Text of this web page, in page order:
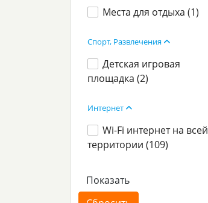
Места для отдыха (1)
Спорт, Развлечения
Детская игровая
площадка (2)
Интернет
Wi-Fi интернет на всей
территории (109)